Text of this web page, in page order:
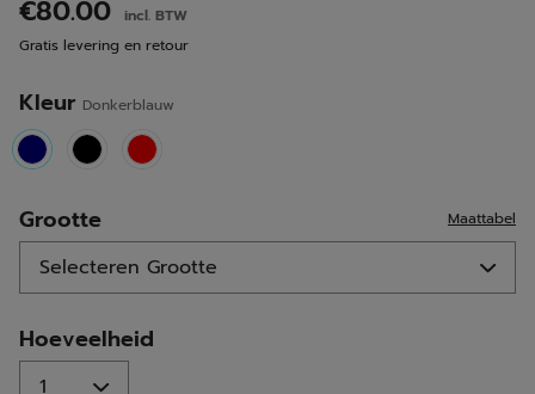
Dezelfde
paginalink.
€80.00
incl. BTW
Gratis levering en retour
Kleur Donkerblauw
selected
Grootte Maattabel
Hoeveelheid